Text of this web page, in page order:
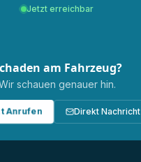
Jetzt erreichbar
am Fahrzeug?
schauen genauer hin.
Anrufen Direkt Nachricht